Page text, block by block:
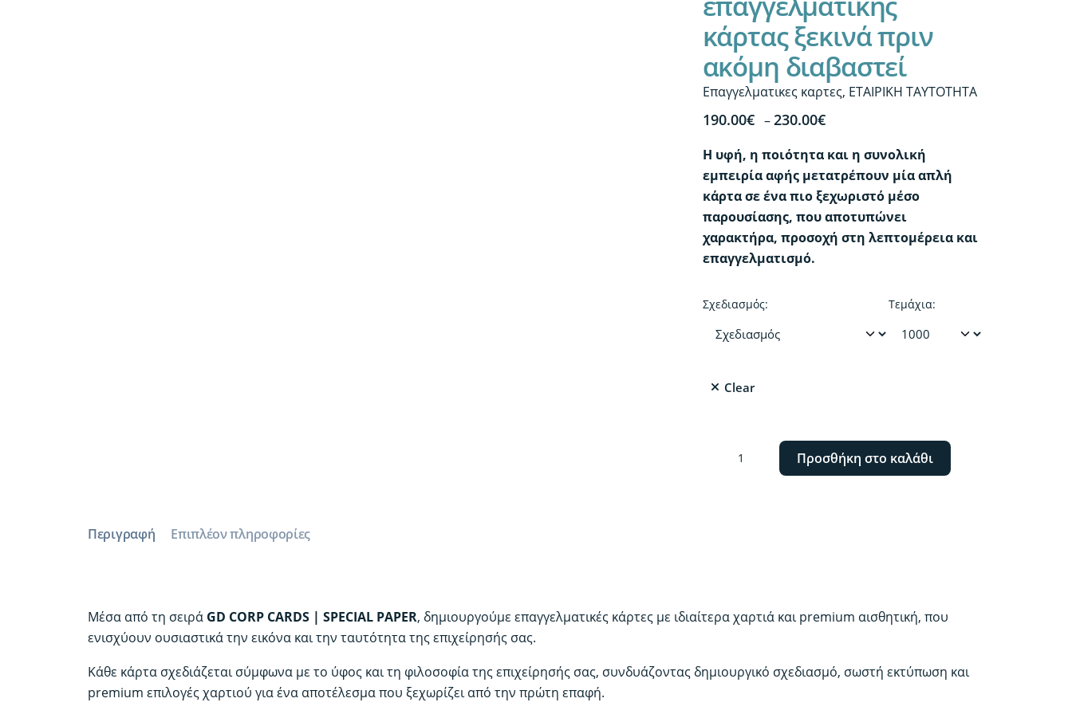
κάρτας ξεκινά πριν
ακόμη διαβαστεί
Επαγγελματικες καρτες, ΕΤΑΙΡΙΚΗ ΤΑΥΤΟΤΗΤΑ
190.00€ –230.00€Price
190.00€
through
230.00€
Η υφή, η ποιότητα και η συνολική
εμπειρία αφής μετατρέπουν μία απλή
κάρτα σε ένα πιο ξεχωριστό μέσο
παρουσίασης, που αποτυπώνει
χαρακτήρα, προσοχή στη λεπτομέρεια και
επαγγελματισμό.
Σχεδιασμός: Τεμάχια:
Clear
Επαγγελματικές
κάρτας
ακόμη
Προσθήκη στο καλάθι
Περιγραφή Επιπλέον πληροφορίες
Μέσα από τη σειρά GD CORP CARDS | SPECIAL PAPER, δημιουργούμε επαγγελματικές κάρτες με ιδιαίτερα χαρτιά και premium αισθητική, που
ενισχύουν ουσιαστικά την εικόνα και την ταυτότητα της επιχείρησής σας.
Κάθε κάρτα σχεδιάζεται σύμφωνα με το ύφος και τη φιλοσοφία της επιχείρησής σας, συνδυάζοντας δημιουργικό σχεδιασμό, σωστή εκτύπωση και
premium επιλογές χαρτιού για ένα αποτέλεσμα που ξεχωρίζει από την πρώτη επαφή.